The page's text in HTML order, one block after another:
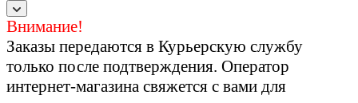
Внимание!
Заказы передаются в Курьерскую службу
только после подтверждения. Оператор
интернет-магазина свяжется с вами для